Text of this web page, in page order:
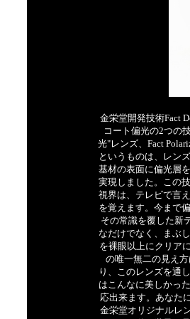
金栄堂開発技術Fact
コート偏光の2つの
光"レンズ、Fact
というものは、レン
基材の表面に偏光層
実現しました。この
視界は、テレビで言
を覚えます。今まで
その常識を覆した新
なだけでなく、まぶ
を裸眼以上にクリア
の唯一無二の見え
り、このレンズを通
はこんなに美しかっ
応出来ます。あなた
金栄堂オリジナルレ